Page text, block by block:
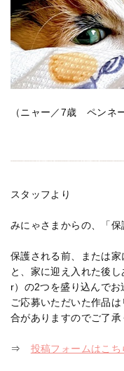
（ニャー／7歳 ペンネ
スタッフより
みにゃさまからの、「保
保護される前、または家
と、家に迎え入れた後
r）の2つを盛り込んでお
ご応募いただいた作品
合がありますのでご了承
⇒ 投稿フォームはこち